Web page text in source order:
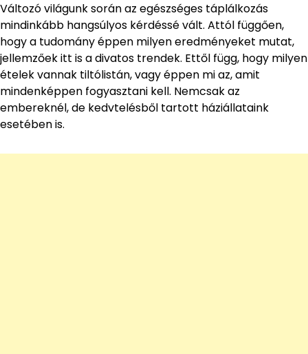
Változó világunk során az egészséges táplálkozás
mindinkább hangsúlyos kérdéssé vált. Attól függően,
hogy a tudomány éppen milyen eredményeket mutat,
jellemzőek itt is a divatos trendek. Ettől függ, hogy milyen
ételek vannak tiltólistán, vagy éppen mi az, amit
mindenképpen fogyasztani kell. Nemcsak az
embereknél, de kedvtelésből tartott háziállataink
esetében is.